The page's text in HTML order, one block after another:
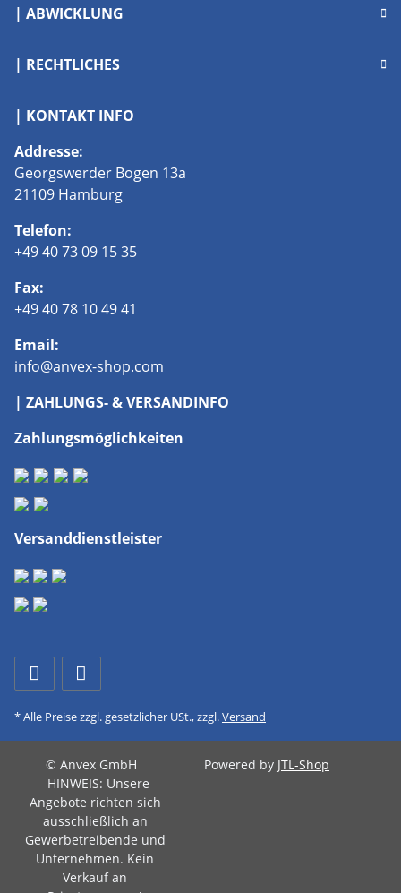
| ABWICKLUNG
| RECHTLICHES
| KONTAKT INFO
Addresse:
Georgswerder Bogen 13a
21109 Hamburg
Telefon:
+49 40 73 09 15 35
Fax:
+49 40 78 10 49 41
Email:
info@anvex-shop.com
| ZAHLUNGS- & VERSANDINFO
Zahlungsmöglichkeiten
Versanddienstleister
* Alle Preise zzgl. gesetzlicher USt., zzgl.Versand
© Anvex GmbH
HINWEIS: Unsere
Angebote richten sich
ausschließlich an
Gewerbetreibende und
Unternehmen. Kein
Verkauf an
Powered by JTL-Shop